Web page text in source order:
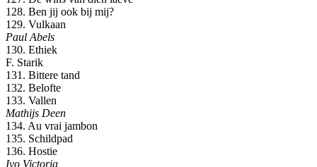
128. Ben jij ook bij mij?
129. Vulkaan
Paul Abels
130. Ethiek
F. Starik
131. Bittere tand
132. Belofte
133. Vallen
Mathijs Deen
134. Au vrai jambon
135. Schildpad
136. Hostie
Ivo Victoria